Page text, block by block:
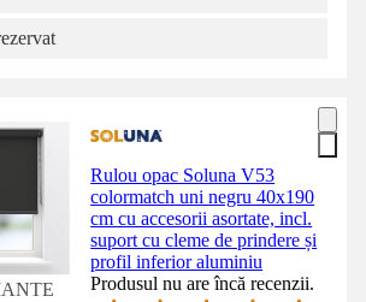
Rulou opac Soluna V53
colormatch uni negru 40x190
cm cu accesorii asortate, incl.
suport cu cleme de prindere și
profil inferior aluminiu
Produsul nu are încă recenzii.